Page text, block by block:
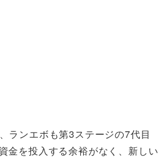
ランエボも第3ステージの7代目
金を投入する余裕がなく、新しい